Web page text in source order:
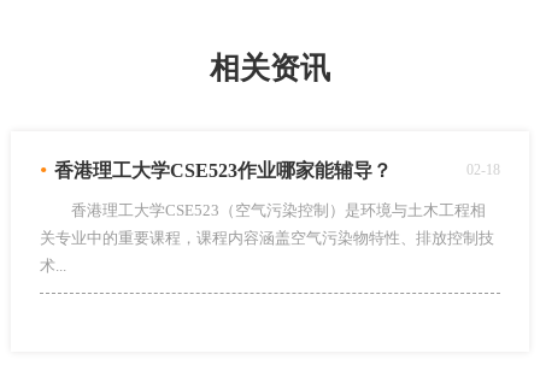
相关资讯
• 香港理工大学CSE523作业哪家能辅导？ 02-18
香港理工大学CSE523（空气污染控制）是环境与土木工程相
关专业中的重要课程，课程内容涵盖空气污染物特性、排放控制技
术...